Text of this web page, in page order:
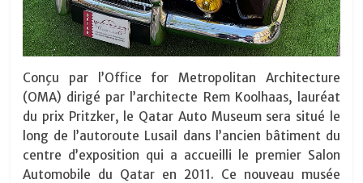
Conçu par l’Office for Metropolitan Architecture
(OMA) dirigé par l’architecte Rem Koolhaas, lauréat
du prix Pritzker, le Qatar Auto Museum sera situé le
long de l’autoroute Lusail dans l’ancien bâtiment du
centre d’exposition qui a accueilli le premier Salon
Automobile du Qatar en 2011. Ce nouveau musée